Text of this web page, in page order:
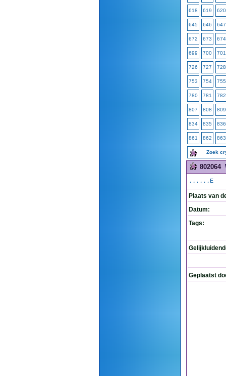
618 619 620
645 646 647
672 673 674
699 700 701
726 727 728
753 754 755
780 781 782
807 808 809
834 835 836
861 862 863
Zoek
802064
......E
Plaats van
Datum:
Tags:
Geplaatst